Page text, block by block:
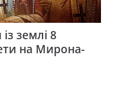
землі 8
на Мирона-